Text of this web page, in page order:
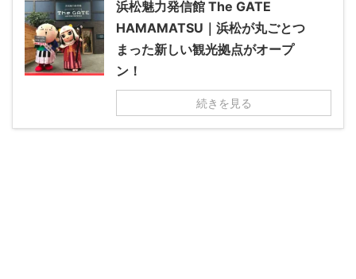
浜松魅力発信館 The GATE
HAMAMATSU｜浜松が丸ごとつ
まった新しい観光拠点がオープ
ン！
続きを見る